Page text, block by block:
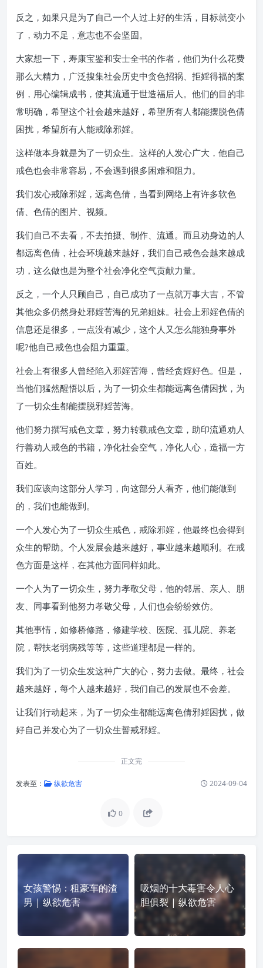
反之，如果只是为了自己一个人过上好的生活，目标就变小
了，动力不足，意志也不会坚固。
大家想一下，寿康宝鉴和安士全书的作者，他们为什么花费
那么大精力，广泛搜集社会历史中贪色招祸、拒婬得福的案
例，用心编辑成书，使其流通于世造福后人。他们的目的非
常明确，希望这个社会越来越好，希望所有人都能摆脱色倩
困扰，希望所有人能戒除邪婬。
这样做本身就是为了一切众生。这样的人发心广大，他自己
戒色也会非常容易，不会遇到很多困难和阻力。
我们发心戒除邪婬，远离色倩，当看到网络上有许多软色
倩、色倩的图片、视频。
我们自己不去看，不去拍摄、制作、流通。而且劝身边的人
都远离色倩，社会环境越来越好，我们自己戒色会越来越成
功，这么做也是为整个社会净化空气贡献力量。
反之，一个人只顾自己，自己成功了一点就万事大吉，不管
其他众多仍然身处邪婬苦海的兄弟姐妹。社会上邪婬色倩的
信息还是很多，一点没有减少，这个人又怎么能独身事外
呢?他自己戒色也会阻力重重。
社会上有很多人曾经陷入邪婬苦海，曾经贪婬好色。但是，
当他们猛然醒悟以后，为了一切众生都能远离色倩困扰，为
了一切众生都能摆脱邪婬苦海。
他们努力撰写戒色文章，努力转载戒色文章，助印流通劝人
行善劝人戒色的书籍，净化社会空气，净化人心，造福一方
百姓。
我们应该向这部分人学习，向这部分人看齐，他们能做到
的，我们也能做到。
一个人发心为了一切众生戒色，戒除邪婬，他最终也会得到
众生的帮助。个人发展会越来越好，事业越来越顺利。在戒
色方面是这样，在其他方面同样如此。
一个人为了一切众生，努力孝敬父母，他的邻居、亲人、朋
友、同事看到他努力孝敬父母，人们也会纷纷效仿。
其他事情，如修桥修路，修建学校、医院、孤儿院、养老
院，帮扶老弱病残等等，这些道理都是一样的。
我们为了一切众生发这种广大的心，努力去做。最终，社会
越来越好，每个人越来越好，我们自己的发展也不会差。
让我们行动起来，为了一切众生都能远离色倩邪婬困扰，做
好自己并发心为了一切众生誓戒邪婬。
正文完
发表至： 纵欲危害 2024-09-04
0
女孩警惕：租豪车的渣
男 | 纵欲危害
吸烟的十大毒害令人心
胆俱裂 | 纵欲危害